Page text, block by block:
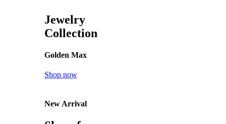
Jewelry
Collection
Golden Max
Shop now
New Arrival